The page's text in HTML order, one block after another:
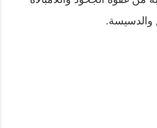
والدسيسة.